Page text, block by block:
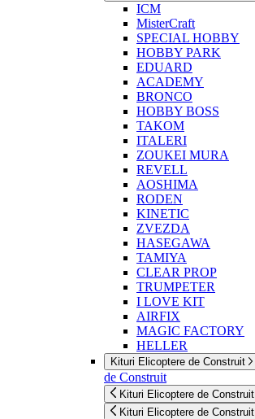
ICM
MisterCraft
SPECIAL HOBBY
HOBBY PARK
EDUARD
ACADEMY
BRONCO
HOBBY BOSS
TAKOM
ITALERI
ZOUKEI MURA
REVELL
AOSHIMA
RODEN
KINETIC
ZVEZDA
HASEGAWA
TAMIYA
CLEAR PROP
TRUMPETER
I LOVE KIT
AIRFIX
MAGIC FACTORY
HELLER
Kituri Elicoptere de Construit
de Construit
Kituri Elicoptere de Construit
Kituri Elicoptere de Construit